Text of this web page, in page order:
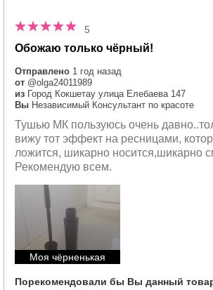
5
Обожаю только чёрный!
Отправлено 1 год назад
от @olga24011989
из Город Кокшетау улица Елебаева 147
Вы Независимый Консультант по красоте
Тушью МК пользуюсь очень
вижу тот эффект на ресницами,
ложится, шикарно носится,шикарно
Рекомендую всем.
Моя чёрненькая
Порекомендовали бы Вы данный